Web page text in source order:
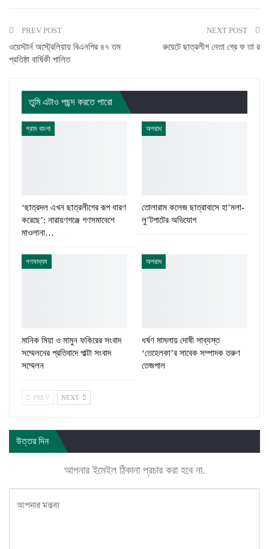
PREV POST
ওয়েস্টার্ন অস্ট্রেলিয়ায় বিএনপির ৪৭ তম
প্রতিষ্ঠা বার্ষিকী পালিত
NEXT POST
রুয়েটে ছাত্রলীগ নেতা গ্রে ফ তা র
তুমি এটাও পছন্দ করতে পারো
গ্রাম বাংলা
‘ছাত্রদল এখন ছাত্রলীগের রূপ ধারণ
করেছে’: নারায়ণগঞ্জে গণসমাবেশে
মাওলানা…
অপরাধ
তোলারাম কলেজ ছাত্রাবাসে হা’মলা-
লু’টপাটের অভিযোগ
গণমাধ্যম
মানিক মিয়া ও মামুন ফকিরের সংবাদ
সম্মেলনের প্রতিবাদে পাল্টা সংবাদ
সম্মেলন
অপরাধ
ধর্ষণ মামলায় দোষী সাব্যস্ত
‘তেহেলকা’র সাবেক সম্পাদক তরুণ
তেজপাল
PREV NEXT
উত্তর দিন
আপনার ইমেইল ঠিকানা প্রচার করা হবে না.